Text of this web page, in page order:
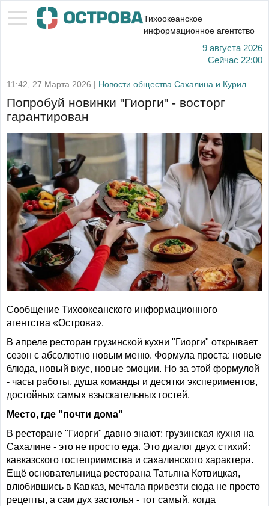
Тихоокеанское
информационное агентство
9 августа 2026
Сейчас 22:00
11:42, 27 Марта 2026 | Новости общества Сахалина и Курил
Попробуй новинки "Гиорги" - восторг
гарантирован
Сообщение Тихоокеанского информационного
агентства «Острова».
В апреле ресторан грузинской кухни "Гиорги" открывает
сезон с абсолютно новым меню. Формула проста: новые
блюда, новый вкус, новые эмоции. Но за этой формулой
- часы работы, душа команды и десятки экспериментов,
достойных самых взыскательных гостей.
Место, где "почти дома"
В ресторане "Гиорги" давно знают: грузинская кухня на
Сахалине - это не просто еда. Это диалог двух стихий:
кавказского гостеприимства и сахалинского характера.
Ещё основательница ресторана Татьяна Котвицкая,
влюбившись в Кавказ, мечтала привезти сюда не просто
рецепты, а сам дух застолья - тот самый, когда